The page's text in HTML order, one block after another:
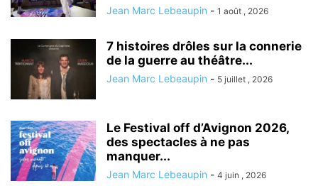
Jean Marc Lebeaupin - 1 août , 2026
7 histoires drôles sur la connerie
de la guerre au théâtre...
Jean Marc Lebeaupin - 5 juillet , 2026
Le Festival off d’Avignon 2026,
des spectacles à ne pas
manquer...
Jean Marc Lebeaupin - 4 juin , 2026